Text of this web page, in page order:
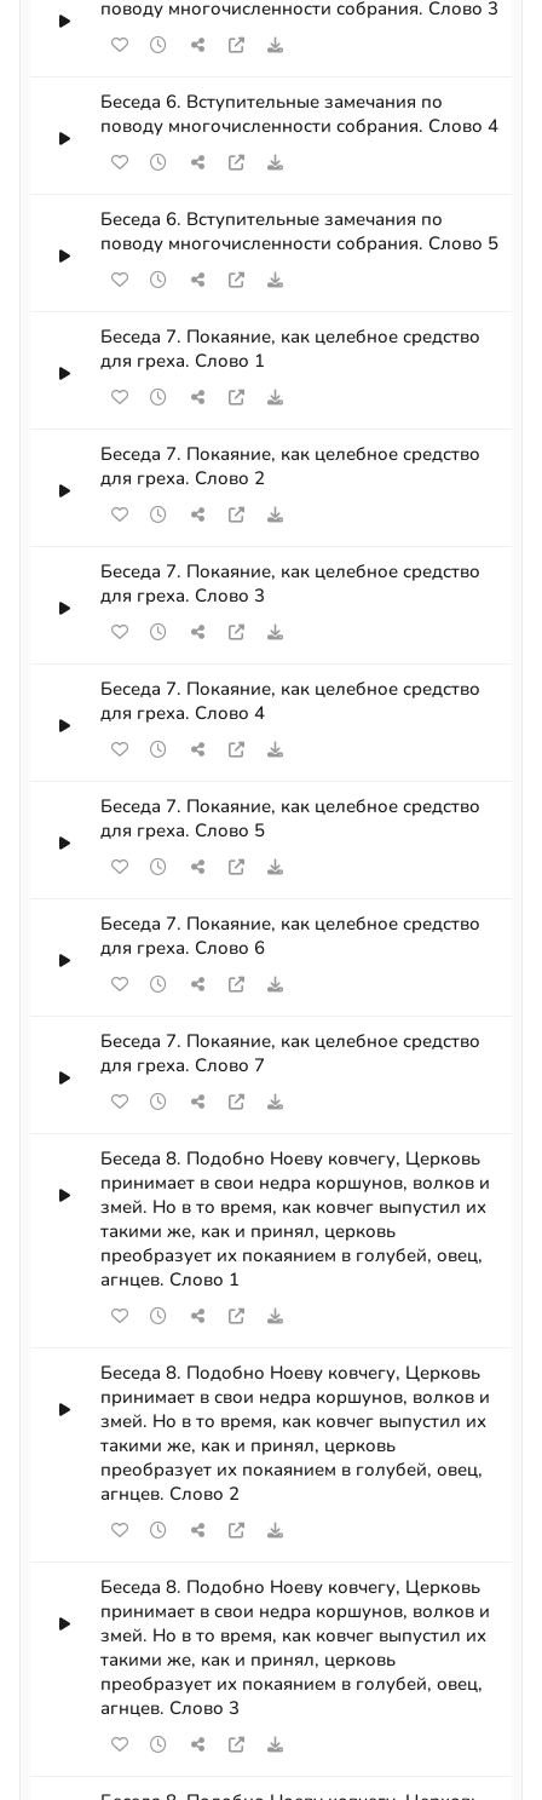
поводу многочисленности собрания. Слово 3
Беседа 6. Вступительные замечания по
поводу многочисленности собрания. Слово 4
Беседа 6. Вступительные замечания по
поводу многочисленности собрания. Слово 5
Беседа 7. Покаяние, как целебное средство
для греха. Слово 1
Беседа 7. Покаяние, как целебное средство
для греха. Слово 2
Беседа 7. Покаяние, как целебное средство
для греха. Слово 3
Беседа 7. Покаяние, как целебное средство
для греха. Слово 4
Беседа 7. Покаяние, как целебное средство
для греха. Слово 5
Беседа 7. Покаяние, как целебное средство
для греха. Слово 6
Беседа 7. Покаяние, как целебное средство
для греха. Слово 7
Беседа 8. Подобно Ноеву ковчегу, Церковь
принимает в свои недра коршунов, волков и
змей. Но в то время, как ковчег выпустил их
такими же, как и принял, церковь
преобразует их покаянием в голубей, овец,
агнцев. Слово 1
Беседа 8. Подобно Ноеву ковчегу, Церковь
принимает в свои недра коршунов, волков и
змей. Но в то время, как ковчег выпустил их
такими же, как и принял, церковь
преобразует их покаянием в голубей, овец,
агнцев. Слово 2
Беседа 8. Подобно Ноеву ковчегу, Церковь
принимает в свои недра коршунов, волков и
змей. Но в то время, как ковчег выпустил их
такими же, как и принял, церковь
преобразует их покаянием в голубей, овец,
агнцев. Слово 3